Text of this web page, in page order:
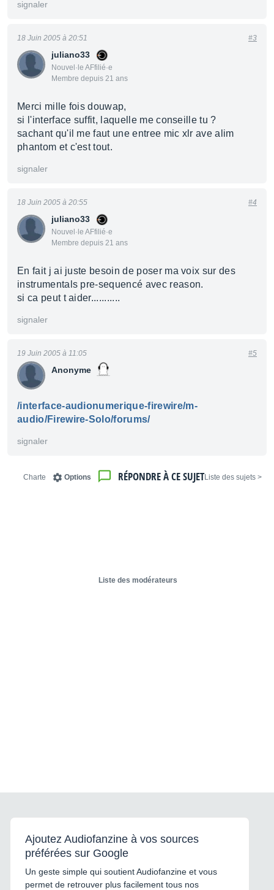
signaler
juliano33
Nouvel·le AFfilié·e
Membre depuis 21 ans
18 Juin 2005 à 20:51 #3
Merci mille fois douwap,
si l'interface suffit, laquelle me conseille tu ?
sachant qu'il me faut une entree mic xlr ave alim
phantom et c'est tout.
signaler
juliano33
Nouvel·le AFfilié·e
Membre depuis 21 ans
18 Juin 2005 à 20:55 #4
En fait j ai juste besoin de poser ma voix sur des
instrumentals pre-sequencé avec reason.
si ca peut t aider...........
signaler
Anonyme
19 Juin 2005 à 11:05 #5
/interface-audionumerique-firewire/m-
audio/Firewire-Solo/forums/
signaler
< Liste des sujets
RÉPONDRE À CE SUJET
Options
Charte
Liste des modérateurs
Ajoutez Audiofanzine à vos sources
préférées sur Google
Un geste simple qui soutient Audiofanzine et vous
permet de retrouver plus facilement tous nos